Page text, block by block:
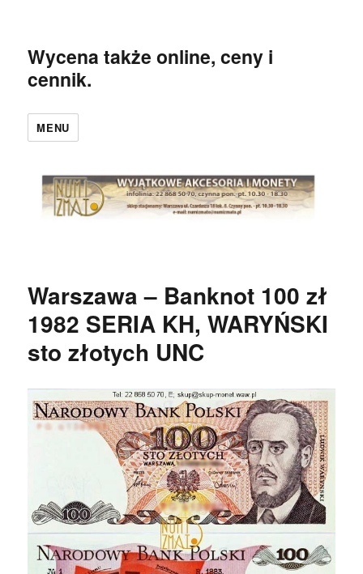
Wycena także online, ceny i
cennik.
MENU
Warszawa – Banknot 100 zł
1982 SERIA KH, WARYŃSKI
sto złotych UNC